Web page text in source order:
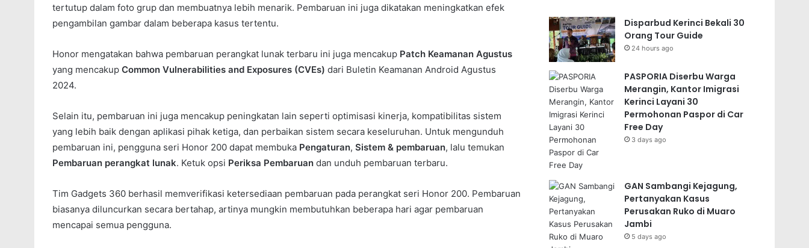
tertutup dalam foto grup dan membuatnya lebih menarik. Pembaruan ini juga dikatakan meningkatkan efek
pengambilan gambar dalam beberapa kasus tertentu.
Honor mengatakan bahwa pembaruan perangkat lunak terbaru ini juga mencakup Patch Keamanan Agustus
yang mencakup Common Vulnerabilities and Exposures (CVEs) dari Buletin Keamanan Android Agustus
2024.
Selain itu, pembaruan ini juga mencakup peningkatan lain seperti optimisasi kinerja, kompatibilitas sistem
yang lebih baik dengan aplikasi pihak ketiga, dan perbaikan sistem secara keseluruhan. Untuk mengunduh
pembaruan ini, pengguna seri Honor 200 dapat membuka Pengaturan, Sistem & pembaruan, lalu temukan
Pembaruan perangkat lunak. Ketuk opsi Periksa Pembaruan dan unduh pembaruan terbaru.
Tim Gadgets 360 berhasil memverifikasi ketersediaan pembaruan pada perangkat seri Honor 200. Pembaruan
biasanya diluncurkan secara bertahap, artinya mungkin membutuhkan beberapa hari agar pembaruan
mencapai semua pengguna.
Disparbud Kerinci Bekali 30
Orang Tour Guide
24 hours ago
PASPORIA Diserbu Warga
Merangin, Kantor Imigrasi
Kerinci Layani 30
Permohonan Paspor di Car
Free Day
3 days ago
GAN Sambangi Kejagung,
Pertanyakan Kasus
Perusakan Ruko di Muaro
Jambi
5 days ago